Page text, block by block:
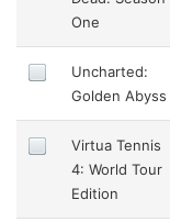
One
Uncharted:
Golden Abyss
Virtua Tennis
4: World Tour
Edition